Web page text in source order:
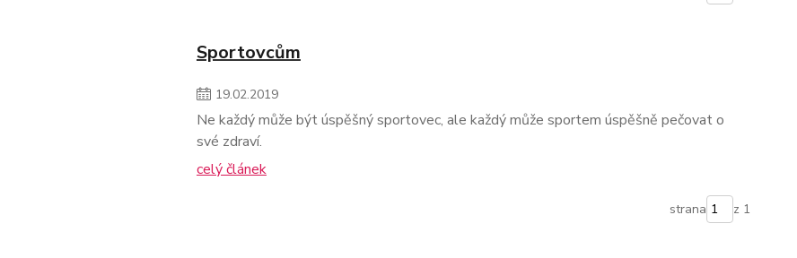
Sportovcům
19.02.2019
Ne každý může být úspěšný sportovec, ale každý může sportem úspěšně pečovat o
své zdraví.
celý článek
strana z 1